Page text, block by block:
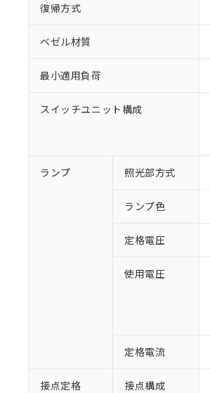
復帰方式
ベゼル材質
最小適用負荷
スイッチユニット構成
ランプ 照光部方式
ランプ色
定格電圧
使用電圧
定格電流
接点定格 接点構成